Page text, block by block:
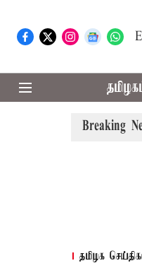
Breaking
முதல்-அமைச்சர் விஜய்
தமிழக